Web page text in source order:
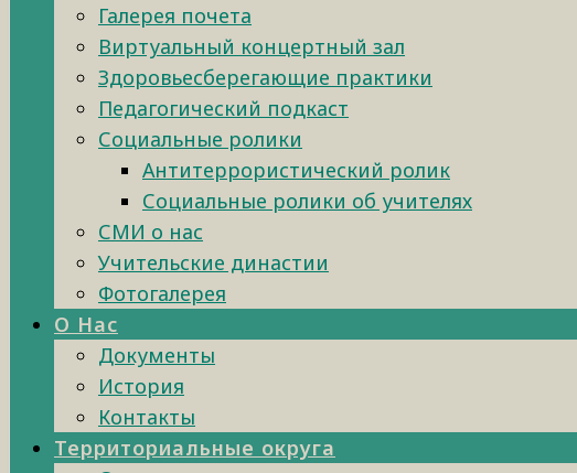
Галерея почета
Виртуальный концертный зал
Здоровьесберегающие практики
Педагогический подкаст
Социальные ролики
Антитеррористический ролик
Социальные ролики об учителях
СМИ о нас
Учительские династии
Фотогалерея
О Нас
Документы
История
Контакты
Территориальные округа